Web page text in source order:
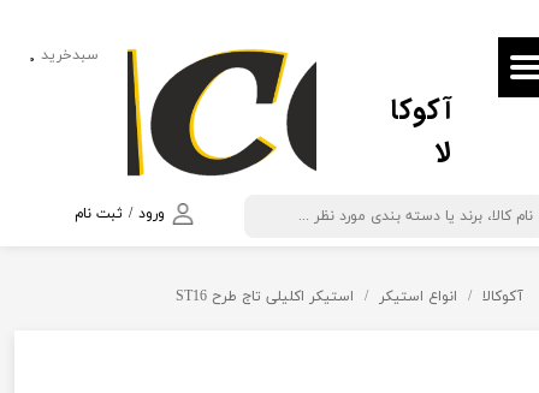
آکوکا
لا
ورود / ثبت نام
حساب کاربری من
تغییر گذر واژه
خروج از حساب کاربری
۰ سبدخرید
آکوکالا انواع استیکر استیکر اکلیلی تاج طرح ST16